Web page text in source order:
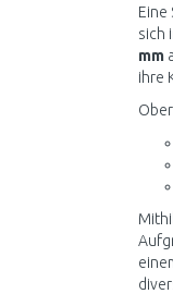
Eine
sich
mm
ihre